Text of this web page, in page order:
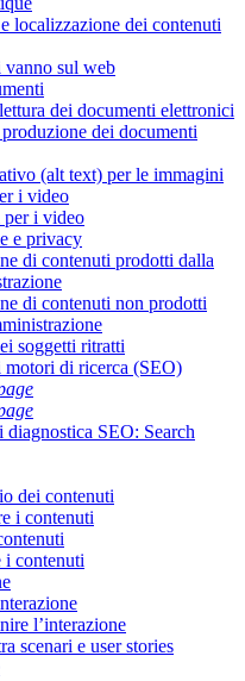
localizzazione dei contenuti
vanno sul web
dei documenti elettronici
dei documenti
(alt text) per le immagini
i video
per i video
e privacy
di contenuti prodotti dalla
di contenuti non prodotti
soggetti ritratti
di ricerca (SEO)
SEO: Search
dei contenuti
i contenuti
i contenuti
l’interazione
scenari e user stories